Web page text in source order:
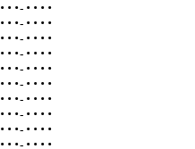
• • •- • • • •
• • •- • • • •
• • •- • • • •
• • •- • • • •
• • •- • • • •
• • •- • • • •
• • •- • • • •
• • •- • • • •
• • •- • • • •
• • •- • • • •